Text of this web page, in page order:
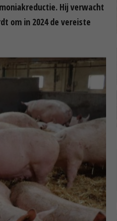
Hij verwacht
om in 2024 de vereiste